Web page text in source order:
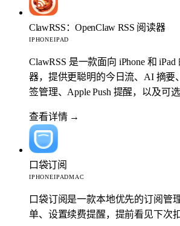
ClawRSS：OpenClaw RSS 阅读器
IPHONEIPAD
ClawRSS 是一款面向 iPhone 和
器，提供更聪明的今日流、AI 摘要
签管理、Apple Push 提醒，以及可
查看详情 →
口袋订阅
IPHONEIPADMAC
口袋订阅是一款本地优先的订阅管
单、设置续费提醒，提前看见下次